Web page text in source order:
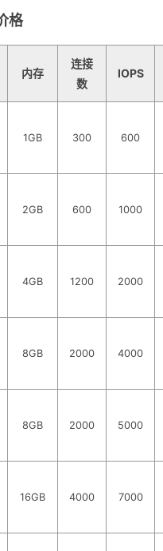
格
内存
连接
数
IOPS
1GB 300 600
2GB 600 1000
4GB 1200 2000
8GB 2000 4000
8GB 2000 5000
16GB 4000 7000